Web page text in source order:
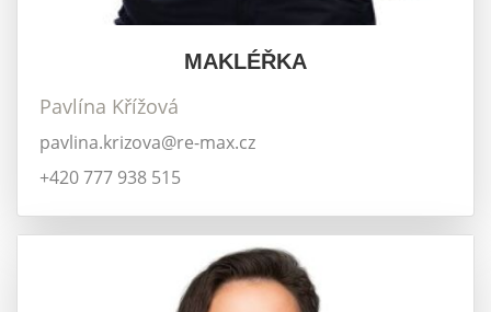
MAKLÉŘKA
Pavlína Křížová
pavlina.krizova@re-max.cz
+420 777 938 515